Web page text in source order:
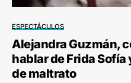
ESPECTÁCULOS
Alejandra Guzmán,
hablar de Frida Sofía
de maltrato